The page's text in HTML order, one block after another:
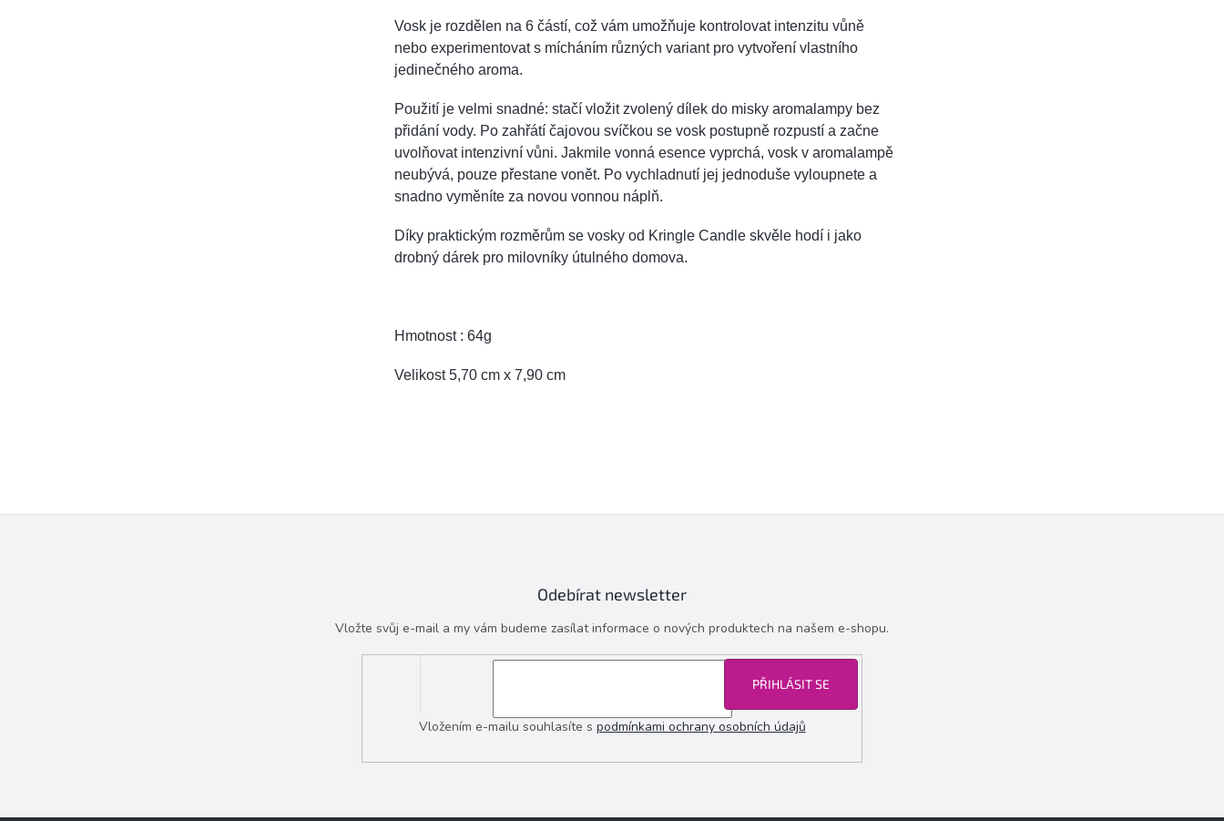
Vosk je rozdělen na 6 částí, což vám umožňuje kontrolovat intenzitu vůně
nebo experimentovat s mícháním různých variant pro vytvoření vlastního
jedinečného aroma.
Použití je velmi snadné: stačí vložit zvolený dílek do misky aromalampy bez
přidání vody. Po zahřátí čajovou svíčkou se vosk postupně rozpustí a začne
uvolňovat intenzivní vůni. Jakmile vonná esence vyprchá, vosk v aromalampě
neubývá, pouze přestane vonět. Po vychladnutí jej jednoduše vyloupnete a
snadno vyměníte za novou vonnou náplň.
Díky praktickým rozměrům se vosky od Kringle Candle skvěle hodí i jako
drobný dárek pro milovníky útulného domova.
Hmotnost : 64g
Velikost 5,70 cm x 7,90 cm
Odebírat newsletter
Vložte svůj e-mail a my vám budeme zasílat informace o nových produktech na našem e-shopu.
Vložením e-mailu souhlasíte s podmínkami ochrany osobních údajů
PŘIHLÁSIT SE